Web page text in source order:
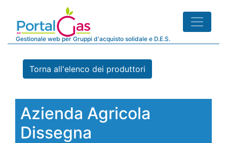
Gestionale web per Gruppi d'acquisto solidale e D.E.S.
Torna all'elenco dei produttori
Azienda Agricola
Dissegna